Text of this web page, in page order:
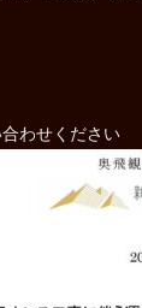
わせください